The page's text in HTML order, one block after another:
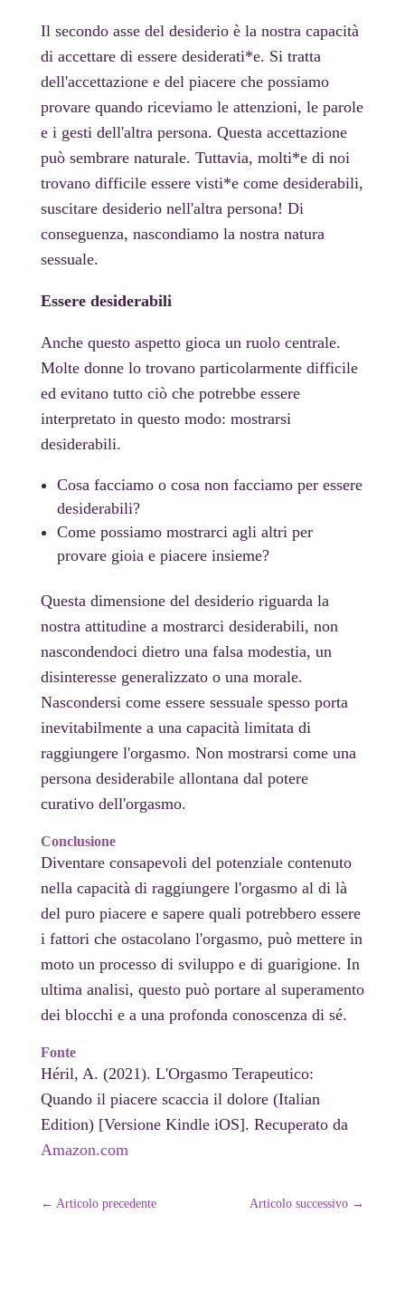
Il secondo asse del desiderio è la nostra capacità
di accettare di essere desiderati*e. Si tratta
dell'accettazione e del piacere che possiamo
provare quando riceviamo le attenzioni, le parole
e i gesti dell'altra persona. Questa accettazione
può sembrare naturale. Tuttavia, molti*e di noi
trovano difficile essere visti*e come desiderabili,
suscitare desiderio nell'altra persona! Di
conseguenza, nascondiamo la nostra natura
sessuale.
Essere desiderabili
Anche questo aspetto gioca un ruolo centrale.
Molte donne lo trovano particolarmente difficile
ed evitano tutto ciò che potrebbe essere
interpretato in questo modo: mostrarsi
desiderabili.
Cosa facciamo o cosa non facciamo per essere
desiderabili?
Come possiamo mostrarci agli altri per
provare gioia e piacere insieme?
Questa dimensione del desiderio riguarda la
nostra attitudine a mostrarci desiderabili, non
nascondendoci dietro una falsa modestia, un
disinteresse generalizzato o una morale.
Nascondersi come essere sessuale spesso porta
inevitabilmente a una capacità limitata di
raggiungere l'orgasmo. Non mostrarsi come una
persona desiderabile allontana dal potere
curativo dell'orgasmo.
Conclusione
Diventare consapevoli del potenziale contenuto
nella capacità di raggiungere l'orgasmo al di là
del puro piacere e sapere quali potrebbero essere
i fattori che ostacolano l'orgasmo, può mettere in
moto un processo di sviluppo e di guarigione. In
ultima analisi, questo può portare al superamento
dei blocchi e a una profonda conoscenza di sé.
Fonte
Héril, A. (2021). L'Orgasmo Terapeutico:
Quando il piacere scaccia il dolore (Italian
Edition) [Versione Kindle iOS]. Recuperato da
Amazon.com
← Articolo precedente Articolo successivo →